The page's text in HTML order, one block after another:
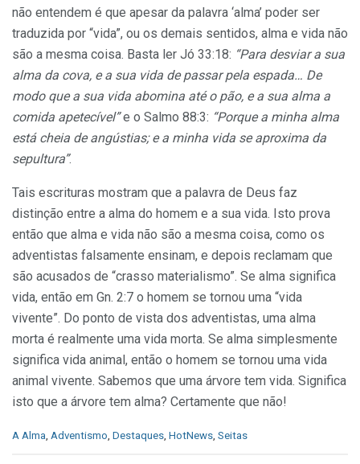
não entendem é que apesar da palavra ‘alma’ poder ser
traduzida por “vida”, ou os demais sentidos, alma e vida não
são a mesma coisa. Basta ler Jó 33:18: “Para desviar a sua
alma da cova, e a sua vida de passar pela espada… De
modo que a sua vida abomina até o pão, e a sua alma a
comida apetecível”e o Salmo 88:3: “Porque a minha alma
está cheia de angústias; e a minha vida se aproxima da
sepultura”.
Tais escrituras mostram que a palavra de Deus faz
distinção entre a alma do homem e a sua vida. Isto prova
então que alma e vida não são a mesma coisa, como os
adventistas falsamente ensinam, e depois reclamam que
são acusados de “crasso materialismo”. Se alma significa
vida, então em Gn. 2:7 o homem se tornou uma “vida
vivente”. Do ponto de vista dos adventistas, uma alma
morta é realmente uma vida morta. Se alma simplesmente
significa vida animal, então o homem se tornou uma vida
animal vivente. Sabemos que uma árvore tem vida. Significa
isto que a árvore tem alma? Certamente que não!
C
A Alma Adventismo Destaques HotNews Seitas